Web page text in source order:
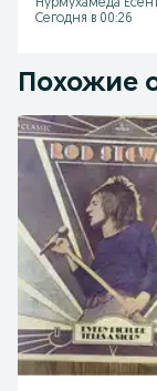
Нурмухамеда
Сегодня в 00:26
Похожие